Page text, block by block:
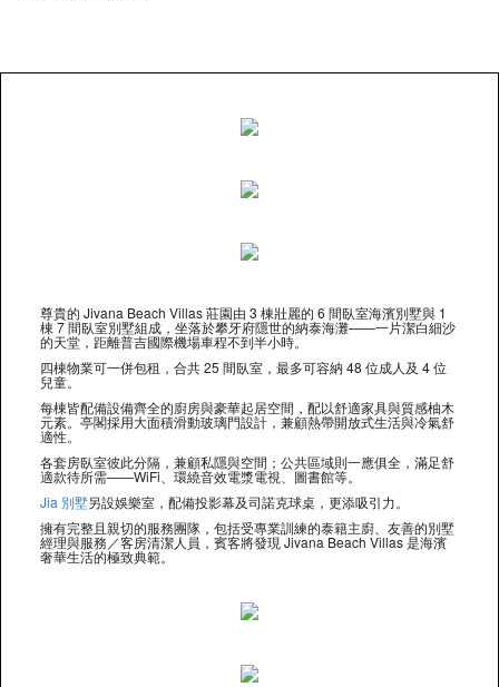
尊貴的 Jivana Beach Villas 莊園由 3 棟壯麗的 6 間臥室海濱別墅與 1
棟 7 間臥室別墅組成，坐落於攀牙府隱世的納泰海灘——一片潔白細沙
的天堂，距離普吉國際機場車程不到半小時。
四棟物業可一併包租，合共 25 間臥室，最多可容納 48 位成人及 4 位
兒童。
每棟皆配備設備齊全的廚房與豪華起居空間，配以舒適家具與質感柚木
元素。亭閣採用大面積滑動玻璃門設計，兼顧熱帶開放式生活與冷氣舒
適性。
各套房臥室彼此分隔，兼顧私隱與空間；公共區域則一應俱全，滿足舒
適款待所需——WiFi、環繞音效電漿電視、圖書館等。
Jia 別墅另設娛樂室，配備投影幕及司諾克球桌，更添吸引力。
擁有完整且親切的服務團隊，包括受專業訓練的泰籍主廚、友善的別墅
經理與服務／客房清潔人員，賓客將發現 Jivana Beach Villas 是海濱
奢華生活的極致典範。